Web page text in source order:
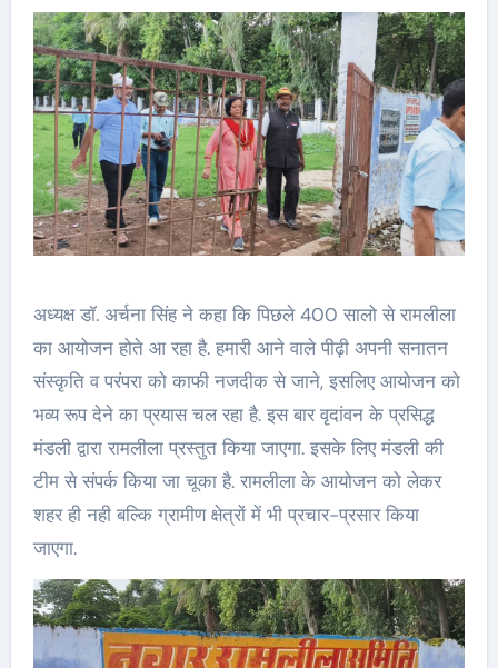
अध्यक्ष डॉ. अर्चना सिंह ने कहा कि पिछले 400 सालो से रामलीला
का आयोजन होते आ रहा है. हमारी आने वाले पीढ़ी अपनी सनातन
संस्कृति व परंपरा को काफी नजदीक से जाने, इसलिए आयोजन को
भव्य रूप देने का प्रयास चल रहा है. इस बार वृदांवन के प्रसिद्ध
मंडली द्वारा रामलीला प्रस्तुत किया जाएगा. इसके लिए मंडली की
टीम से संपर्क किया जा चूका है. रामलीला के आयोजन को लेकर
शहर ही नही बल्कि ग्रामीण क्षेत्रों में भी प्रचार-प्रसार किया
जाएगा.